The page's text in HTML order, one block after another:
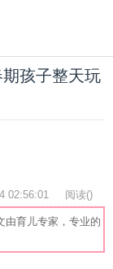
孩子整天玩
02:56:01 阅读()
由育儿专家，专业的